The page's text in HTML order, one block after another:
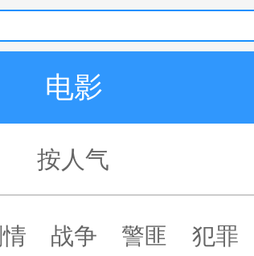
电影
按人气
战争 警匪 犯罪